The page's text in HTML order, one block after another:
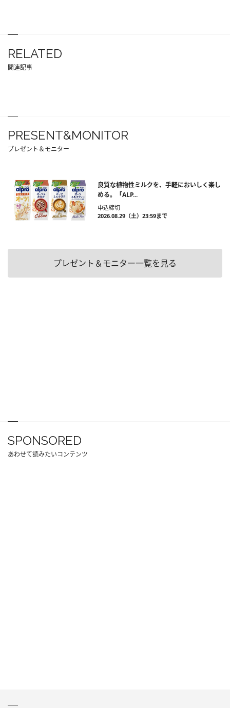
RELATED
関連記事
PRESENT&MONITOR
プレゼント＆モニター
良質な植物性ミルクを、手軽においしく楽し
める。「ALP...
申込締切
2026.08.29（土）23:59まで
プレゼント＆モニター一覧を見る
SPONSORED
あわせて読みたいコンテンツ